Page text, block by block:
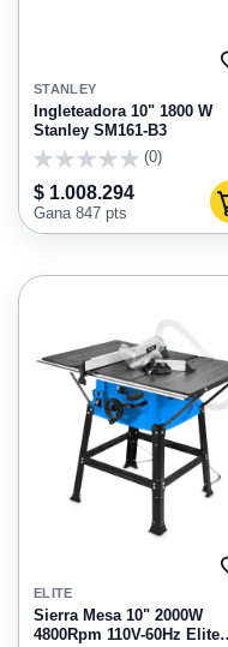
STANLEY
Ingleteadora 10" 1800 W
Stanley SM161-B3
(0)
$ 1.008.294
Gana 847 pts
ELITE
Sierra Mesa 10" 2000W
4800Rpm 110V-60Hz Elite